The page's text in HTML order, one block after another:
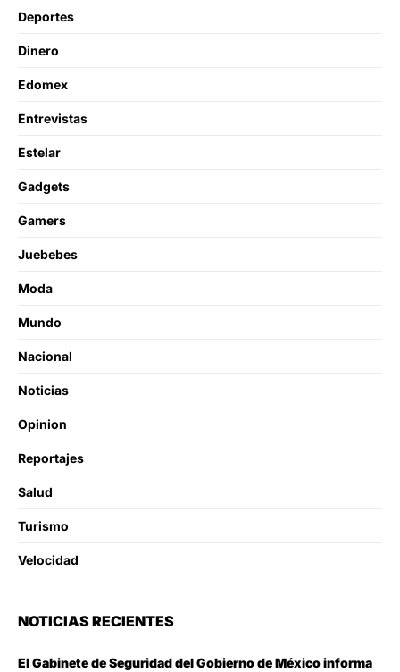
Deportes
Dinero
Edomex
Entrevistas
Estelar
Gadgets
Gamers
Juebebes
Moda
Mundo
Nacional
Noticias
Opinion
Reportajes
Salud
Turismo
Velocidad
NOTICIAS RECIENTES
El Gabinete de Seguridad del Gobierno de México informa